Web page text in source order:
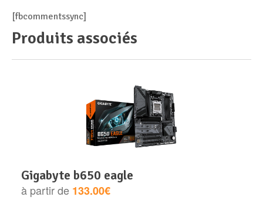
[fbcommentssync]
Produits associés
gigabyte b650 eagle
à partir de 133.00€